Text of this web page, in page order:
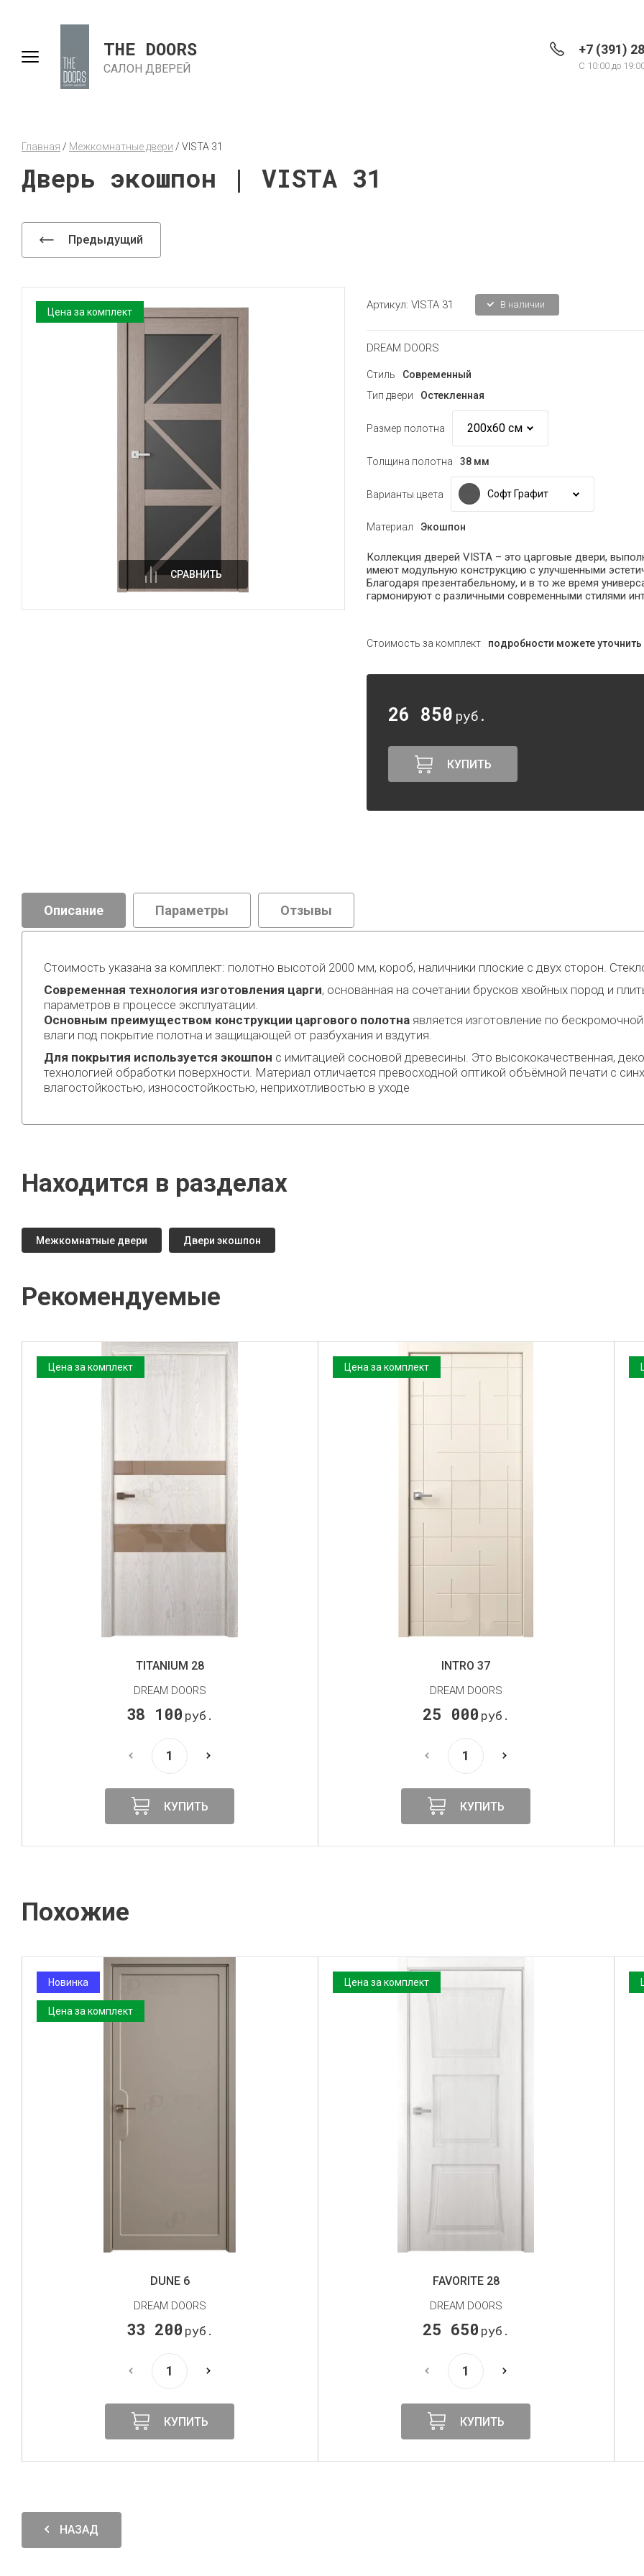
THE DOORS
САЛОН ДВЕРЕЙ
+7 (391)
C 10:00 до
Главная / Межкомнатные двери / VISTA 31
Дверь экошпон | VISTA 31
Предыдущий
Цена за комплект
СРАВНИТЬ
Артикул: VISTA 31 В наличии
DREAM DOORS
Стиль
Современный
Тип двери
Остекленная
Размер полотна
Толщина полотна 38 мм
Варианты цвета Софт Графит
Материал Экошпон
Коллекция дверей VISTA – это царговые двери,
имеют модульную конструкцию с улучшенными
Благодаря презентабельному, и в то же время
гармонируют с различными современными стилями
Стоимость за комплект подробности можете
26 850 руб.
КУПИТЬ
Описание Параметры Отзывы
Стоимость указана за комплект: полотно высотой 2000 мм, короб, наличники плоские с двух сторон.
Современная технология изготовления царги, основанная на сочетании брусков хвойных пород и
параметров в процессе эксплуатации.
Основным преимуществом конструкции царгового полотна является изготовление по
влаги под покрытие полотна и защищающей от разбухания и вздутия.
Для покрытия используется экошпон с имитацией сосновой древесины. Это высококачественная,
технологией обработки поверхности. Материал отличается превосходной оптикой объёмной печати с
влагостойкостью, износостойкостью, неприхотливостью в уходе
Находится в разделах
Межкомнатные двери Двери экошпон
Рекомендуемые
Цена за комплект
INTRO 37
DREAM DOORS
25 000 руб.
КУПИТЬ
Цена за комплект
INTRO 30
DREAM DOORS
25 000 руб.
КУПИТЬ
Похожие
Цена за комплект
FAVORITE 28
DREAM DOORS
25 650руб.
КУПИТЬ
Цена за комплект
CONTOUR 3
DREAM DOORS
27 000руб.
КУПИТЬ
НАЗАД